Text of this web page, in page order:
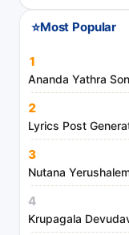
d
m
i
s
t
r
i
e
⭐Most Popular
1
Ananda Yathra
2
Lyrics Post
3
Nutana
4
Krupagala